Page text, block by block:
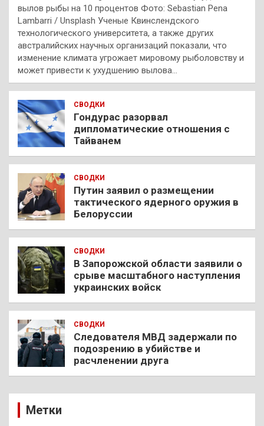
вылов рыбы на 10 процентов Фото: Sebastian Pena
Lambarri / Unsplash Ученые Квинслендского
технологического университета, а также других
австралийских научных организаций показали, что
изменение климата угрожает мировому рыболовству и
может привести к ухудшению вылова…
СВОДКИ
Гондурас разорвал
дипломатические отношения с
Тайванем
СВОДКИ
Путин заявил о размещении
тактического ядерного оружия в
Белоруссии
СВОДКИ
В Запорожской области заявили о
срыве масштабного наступления
украинских войск
СВОДКИ
Следователя МВД задержали по
подозрению в убийстве и
расчленении друга
Метки